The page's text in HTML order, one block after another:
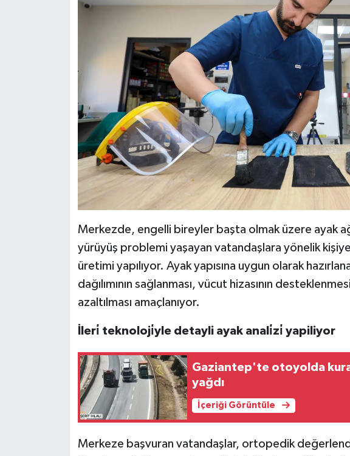
Merkezde, engelli bireyler başta olmak üzere ayak
yürüyüş problemi yaşayan vatandaşlara yönelik
üretimi yapılıyor. Ayak yapısına uygun olarak
dağılımının sağlanması, vücut hizasının
azaltılması amaçlanıyor.
İleri̇ teknoloji̇yle detayli ayak anali̇zi̇ yapiliyor
Gaziantep'te otoyolda
yağdı
İçeriği Görüntüle
Merkeze başvuran vatandaşlar, ortopedik